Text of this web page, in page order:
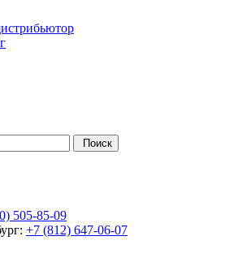
Поиск
505-85-09
+7 (812) 647-06-07